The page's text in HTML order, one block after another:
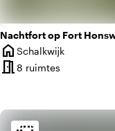
Nachtfort op Fort
home
Plaats
Schalkwijk
meeting_room8 ruimtes